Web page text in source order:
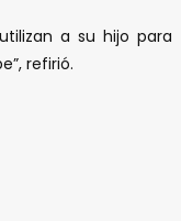
a su hijo para
refirió.